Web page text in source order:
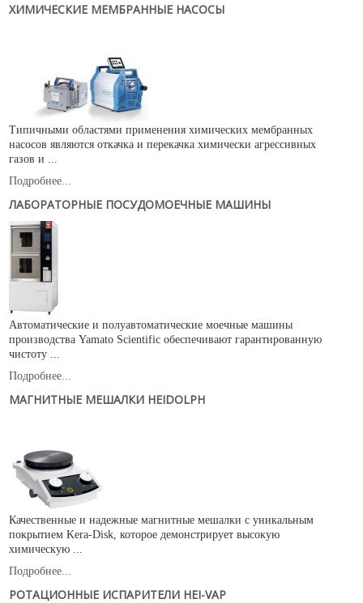
Ваше сообщение было успешно отправлено
ХИМИЧЕСКИЕ МЕМБРАННЫЕ НАСОСЫ
Типичными областями применения химических мембранных
насосов являются откачка и перекачка химически агрессивных
газов и ...
Подробнее...
ЛАБОРАТОРНЫЕ ПОСУДОМОЕЧНЫЕ МАШИНЫ
Автоматические и полуавтоматические моечные машины
производства Yamato Scientific обеспечивают гарантированную
чистоту ...
Подробнее...
МАГНИТНЫЕ МЕШАЛКИ HEIDOLPH
Качественные и надежные магнитные мешалки с уникальным
покрытием Kera-Disk, которое демонстрирует высокую
химическую ...
Подробнее...
РОТАЦИОННЫЕ ИСПАРИТЕЛИ HEI-VAP